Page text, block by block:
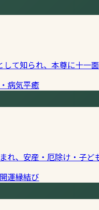
て知られ、本尊に十一
病気平癒
れ、安産・厄除け・子ど
運縁結び